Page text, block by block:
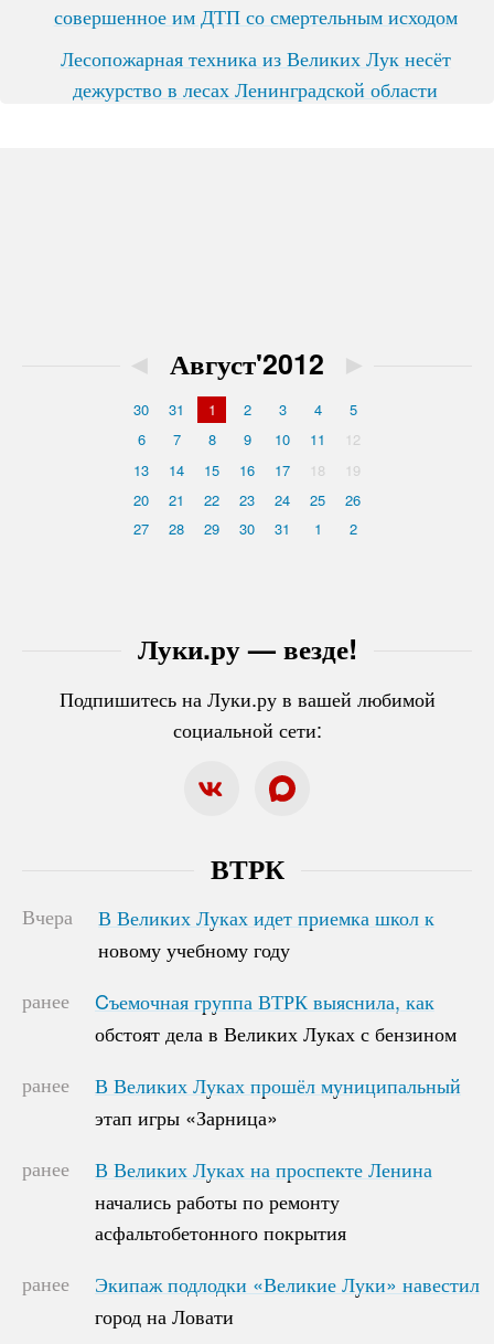
совершенное им ДТП со смертельным исходом
Лесопожарная техника из Великих Лук несёт
дежурство в лесах Ленинградской области
Луки.ру — везде!
Подпишитесь на Луки.ру в вашей любимой
социальной сети:
◄ Август'2012 ►
30 31 1 2 3 4
5
6
7 8 9 10 11
12
13
14 15 16 17 18
19
20
21 22 23 24 25
26
27
28 29 30 31 1 2
ВТРК
Вчера
В Великих Луках идет приемка школ к
новому учебному году
В Великих Луках идет приемка школ к
новому учебному году
ранее
Cъемочная группа ВТРК выяснила, как
обстоят дела в Великих Луках с бензином
Cъемочная группа ВТРК выяснила, как
обстоят дела в Великих Луках с бензином
ранее
В Великих Луках прошёл муниципальный
этап игры «Зарница»
В Великих Луках прошёл муниципальный
этап игры «Зарница»
ранее
В Великих Луках на проспекте Ленина
начались работы по ремонту
асфальтобетонного покрытия
В Великих Луках на проспекте Ленина
начались работы по ремонту
асфальтобетонного покрытия
ранее
Экипаж подлодки «Великие Луки» навестил
город на Ловати
Экипаж подлодки «Великие Луки» навестил
город на Ловати